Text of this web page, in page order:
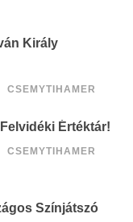
Király
CSEMYTIHAMER
Értéktár!
CSEMYTIHAMER
Színjátszó